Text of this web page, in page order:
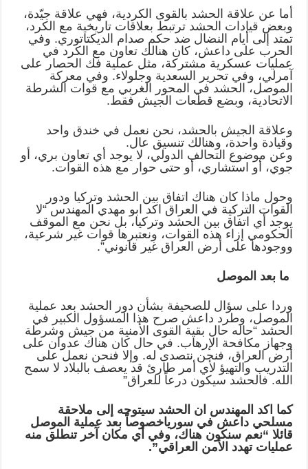
أما عن علاقة الحشد بالقوى الكردية، فهي علاقة جيّدة،
وبعض قيادات الحشد ترتبط بعلاقات تاريخية مع الكرد،
تمتد إلى أيام النضال ضد حكم صدام الديكتاتوري. وفي
الحرب على داعش، كان هنالك تعاون مع الكرد في
عمليات عسكرية مشتركة، مثل عملية فك الحصار على
آمرلي، وفي تحرير السعدية وجلولاء. وفي معركة
الموصل، الحشد في المحور الغربي مع قوات الشرطة
الاتحادية، وبضع قطعات الجيش فقط.
وعلاقة الجيش بالحشد، نحن نعمل في خندق واحد
وقيادة واحدة، وهنالك تنسيق عال.
وعن موضوع التحالف الدولي، لا يوجد أي تعاون بري، أو
جوي، أو استشاري، أو حتى حوار مع هذه القوات.
وحول ماذا كان هناك اتفاق بين الحشد وتركيا ودور
القوات التركية في العراق اكد ابو مهدي المهندس “لا
يوجد أي اتفاق بين الحشد وتركيا، بل نحن مع الموقف
الحكومي إزاء هذه القوات، ونعتبرها قوات غير شرعية،
ووجودها على أرض العراق غير قانوني”.
ما بعد الموصل
وردا على سؤال للصحيفة بشأن دور الحشد بعد عملية
الموصل، وطرد داعش صرح هذا المسؤول الكبير في
الحشد “حاله حال بقية القوى الأمنية من جيش وشرطة
وجهاز مكافحة الإرهاب. في حال كان هناك عدوان على
أرض العراق، فنحن نتصدى له. وإلا فنحن نعمل على
التدريب والتهيؤ لأي أمر طارئ قد يعصف بالبلاد لا سمح
الله. فالحشد سيكون درعاً للعراق”
كما اكد المهندس ان الحشد سيتوجه إلى ملاحقة
مسلحي داعش في سورياخصوصاً بعد عملية الموصل
قائلا “نعم سنكون هناك، وفي أي مكان آخر تنطلق منه
عمليات تهدد الأمن العراقي”.